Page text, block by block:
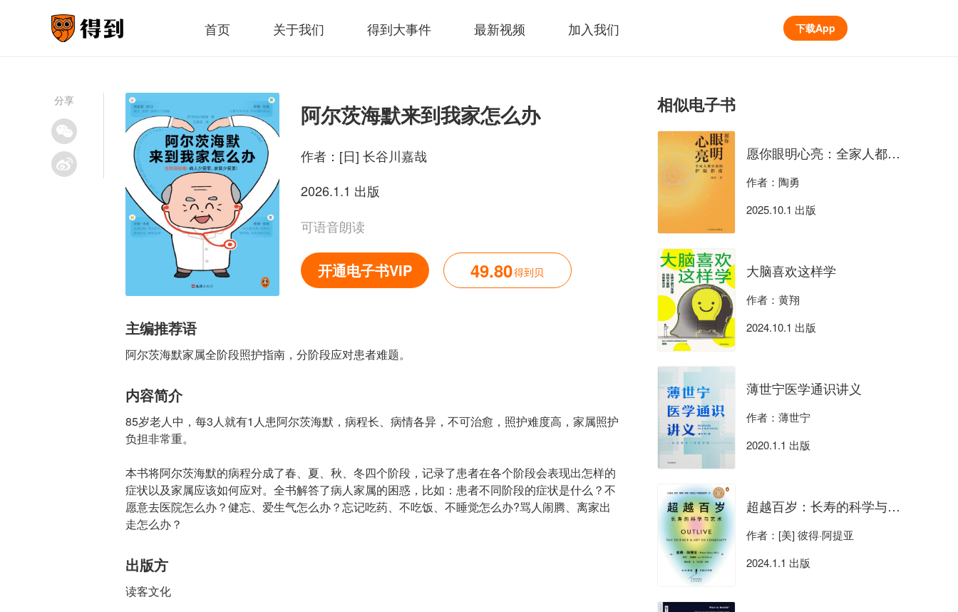
首页 关于我们 得到大事件 最新视频 加入我们 下载App
分享
阿尔茨海默来到我家怎么办
作者： [日] 长谷川嘉哉
2026.1.1 出版
可语音朗读
开通电子书VIP 49.80得到贝
主编推荐语
阿尔茨海默家属全阶段照护指南，分阶段应对患者难题。
内容简介
85岁老人中，每3人就有1人患阿尔茨海默，病程长、病情各异，不可治愈，照护难度高，家属照护
负担非常重。
本书将阿尔茨海默的病程分成了春、夏、秋、冬四个阶段，记录了患者在各个阶段会表现出怎样的
症状以及家属应该如何应对。全书解答了病人家属的困惑，比如：患者不同阶段的症状是什么？不
愿意去医院怎么办？健忘、爱生气怎么办？忘记吃药、不吃饭、不睡觉怎么办?骂人闹腾、离家出
走怎么办？
出版方
读客文化
相似电子书
愿你眼明心亮：全家人都需要的护眼指南
作者：陶勇
2025.10.1 出版
大脑喜欢这样学
作者：黄翔
2024.10.1 出版
薄世宁医学通识讲义
作者：薄世宁
2020.1.1 出版
超越百岁：长寿的科学与艺术
作者：[美] 彼得·阿提亚
2024.1.1 出版